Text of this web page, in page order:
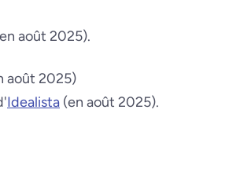
août 2025).
août 2025)
Idealista (en août 2025).